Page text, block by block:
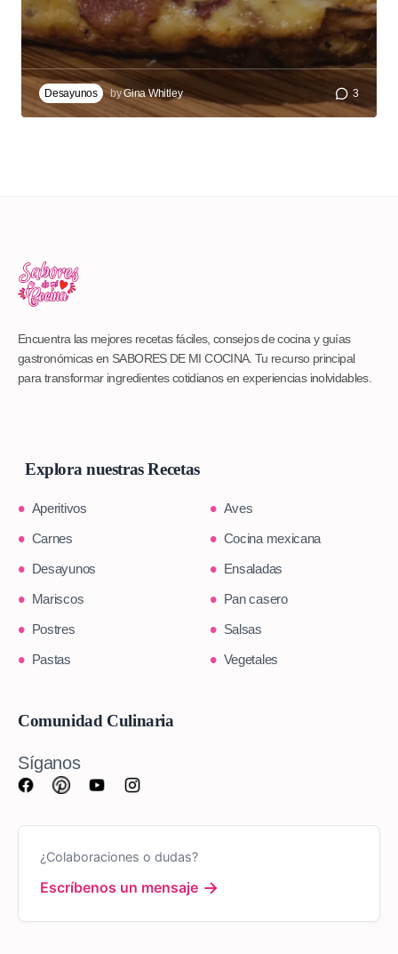
Desayunos byGina Whitley 3
Encuentra las mejores recetas fáciles, consejos de cocina y guías
gastronómicas en SABORES DE MI COCINA. Tu recurso principal
para transformar ingredientes cotidianos en experiencias inolvidables.
Explora nuestras Recetas
Aperitivos
Aves
Carnes
Cocina mexicana
Desayunos
Ensaladas
Mariscos
Pan casero
Postres
Salsas
Pastas
Vegetales
Comunidad Culinaria
Síganos
¿Colaboraciones o dudas?
Escríbenos un mensaje →